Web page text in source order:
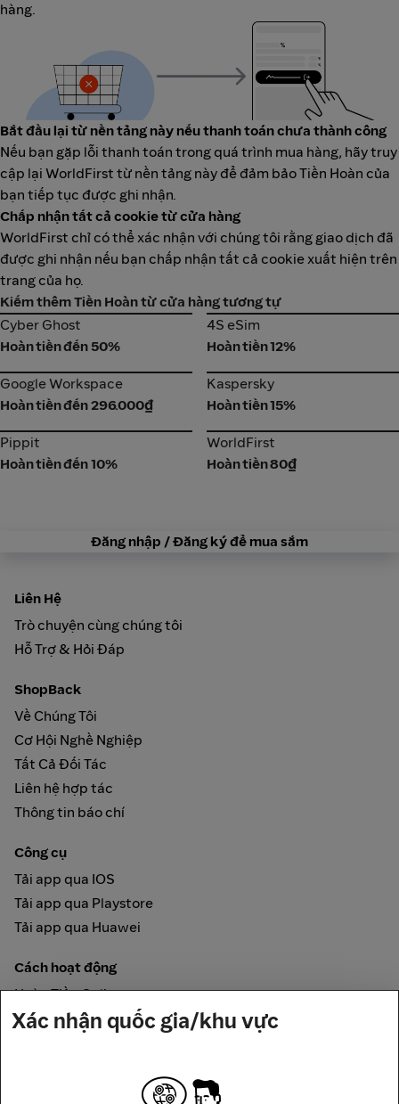
hàng.
Bắt đầu lại từ nền tảng này nếu thanh toán chưa thành công
Nếu bạn gặp lỗi thanh toán trong quá trình mua hàng, hãy truy
cập lại WorldFirst từ nền tảng này để đảm bảo Tiền Hoàn của
bạn tiếp tục được ghi nhận.
Chấp nhận tất cả cookie từ cửa hàng
WorldFirst chỉ có thể xác nhận với chúng tôi rằng giao dịch đã
được ghi nhận nếu bạn chấp nhận tất cả cookie xuất hiện trên
trang của họ.
Kiếm thêm Tiền Hoàn từ cửa hàng tương tự
Cyber Ghost
Cyber Ghost
Hoàn tiền đến 50%
4S eSim
4S eSim
Hoàn tiền 12%
Google Workspace
Google Workspace
Hoàn tiền đến 296.000₫
Kaspersky
Kaspersky
Hoàn tiền 15%
Pippit
Pippit
Hoàn tiền đến 10%
WorldFirst
WorldFirst
Hoàn tiền 80₫
Đăng nhập / Đăng ký để mua sắm
Liên Hệ
Trò chuyện cùng chúng tôi
Hỗ Trợ & Hỏi Đáp
ShopBack
Về Chúng Tôi
Cơ Hội Nghề Nghiệp
Tất Cả Đối Tác
Liên hệ hợp tác
Thông tin báo chí
Công cụ
Tải app qua IOS
Tải app qua Playstore
Tải app qua Huawei
Cách hoạt động
Hoàn Tiền Online
Được đảm bảo bởi
Xác nhận quốc gia/khu vực